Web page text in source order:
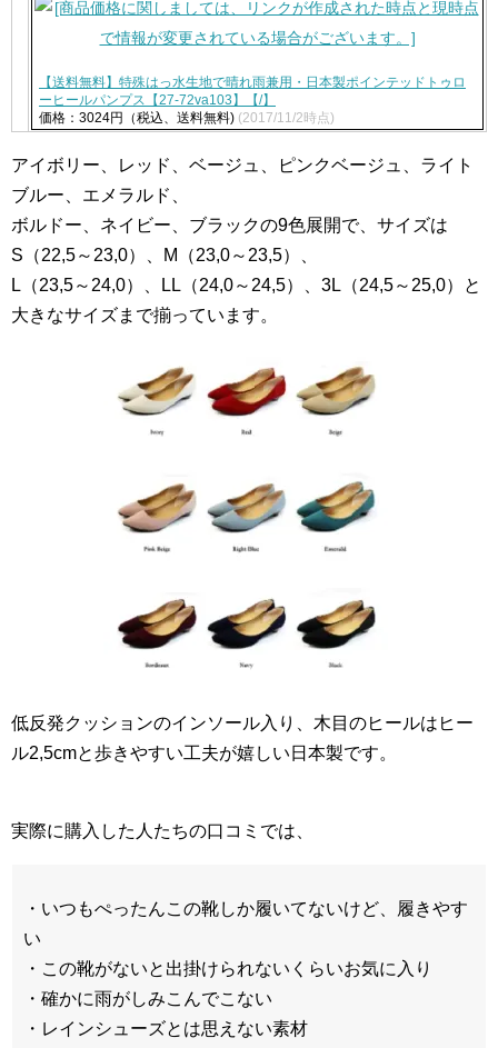
【送料無料】特殊はっ水生地で晴れ雨兼用・日本製ポインテッドトゥロ
ーヒールパンプス【27-72va103】【/】
価格：3024円（税込、送料無料) (2017/11/2時点)
アイボリー、レッド、ベージュ、ピンクベージュ、ライト
ブルー、エメラルド、
ボルドー、ネイビー、ブラックの9色展開で、サイズは
S（22,5～23,0）、M（23,0～23,5）、
L（23,5～24,0）、LL（24,0～24,5）、3L（24,5～25,0）と
大きなサイズまで揃っています。
低反発クッションのインソール入り、木目のヒールはヒー
ル2,5cmと歩きやすい工夫が嬉しい日本製です。
実際に購入した人たちの口コミでは、
・いつもぺったんこの靴しか履いてないけど、履きやす
い
・この靴がないと出掛けられないくらいお気に入り
・確かに雨がしみこんでこない
・レインシューズとは思えない素材